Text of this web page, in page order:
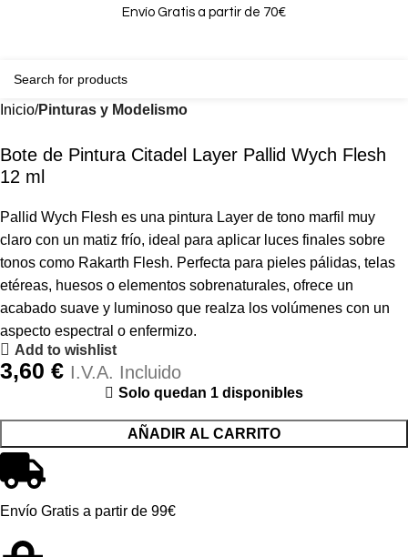
Envío Gratis a partir de 70€
Inicio Pinturas y Modelismo
Bote de Pintura Citadel Layer Pallid Wych Flesh
12 ml
Pallid Wych Flesh es una pintura Layer de tono marfil muy
claro con un matiz frío, ideal para aplicar luces finales sobre
tonos como Rakarth Flesh. Perfecta para pieles pálidas, telas
etéreas, huesos o elementos sobrenaturales, ofrece un
acabado suave y luminoso que realza los volúmenes con un
aspecto espectral o enfermizo.
Add to wishlist
3,60 € I.V.A. Incluido
Solo quedan 1 disponibles
AÑADIR AL CARRITO
Envío Gratis a partir de 99€